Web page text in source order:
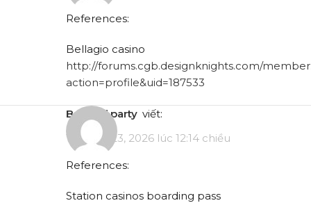
References:
Bellagio casino
http://forums.cgb.designknights.com/
action=profile&uid=187533
bandori.party viết:
Tháng 5 23, 2026 lúc 12:14 chiều
References:
Station casinos boarding pass